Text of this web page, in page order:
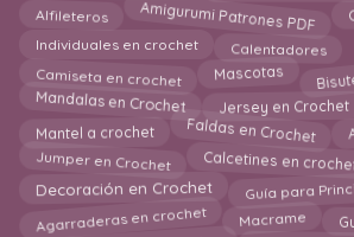
Alfileteros Amigurumi Patrones PDF
Individuales en crochet
Calentadores
Camiseta en crochet Mascotas
Mandalas en Crochet Jersey en Crochet
Mantel a crochet Faldas en Crochet
Jumper en Crochet Calcetines en
Decoración en Crochet Guía para
Agarraderas en crochet Macrame